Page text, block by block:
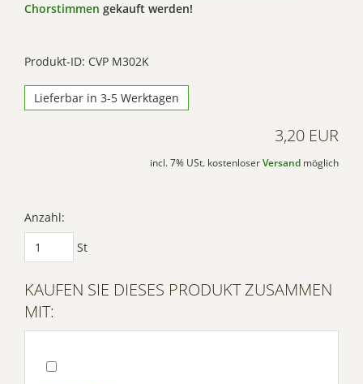
Chorstimmen gekauft werden!
Produkt-ID: CVP M302K
Lieferbar in 3-5 Werktagen
3,20 EUR
incl. 7% USt. kostenloser Versand möglich
Anzahl:
St
KAUFEN SIE DIESES PRODUKT ZUSAMMEN
MIT: